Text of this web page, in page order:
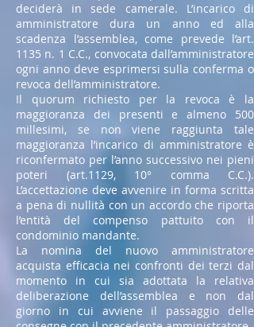
deciderà in sede camerale. L’incarico di
amministratore dura un anno ed alla
scadenza l’assemblea, come prevede l’art.
1135 n. 1 C.C., convocata dall’amministratore
ogni anno deve esprimersi sulla conferma o
revoca dell’amministratore.
Il quorum richiesto per la revoca è la
maggioranza dei presenti e almeno 500
millesimi, se non viene raggiunta tale
maggioranza l’incarico di amministratore è
riconfermato per l’anno successivo nei pieni
poteri (art.1129, 10° comma C.C.).
L’accettazione deve avvenire in forma scritta
a pena di nullità con un accordo che riporta
l’entità del compenso pattuito con il
condominio mandante.
La nomina del nuovo amministratore
acquista efficacia nei confronti dei terzi dal
momento in cui sia adottata la relativa
deliberazione dell’assemblea e non dal
giorno in cui avviene il passaggio delle